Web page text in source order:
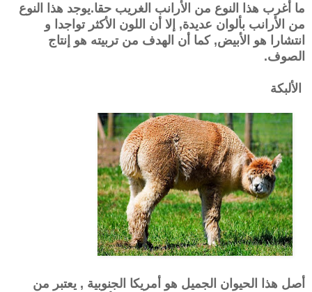
ما أغرب هذا النوع من الأرانب الغريب حقا.يوجد هذا النوع
من الأرانب بألوان عديدة, إلا أن اللون الأكثر تواجدا و
انتشارا هو الأبيض, كما أن الهدف من تربيته هو إنتاج
الصوف.
الألبكة
أصل هذا الحيوان الجميل هو أمريكا الجنوبية , يعتبر من